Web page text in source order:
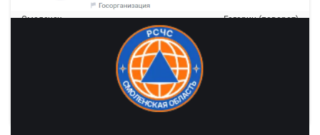
Смоленск Гагарин (поворот)